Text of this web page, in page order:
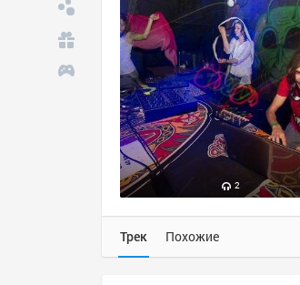
2
Трек Похожие